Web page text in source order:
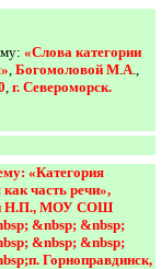
«Слова категории
, Богомоловой М.А.,
, г. Североморск.
«Категория
как часть речи»,
Н.П., МОУ СОШ
&nbsp; &nbsp;
&nbsp; &nbsp;
Горноправдинск,